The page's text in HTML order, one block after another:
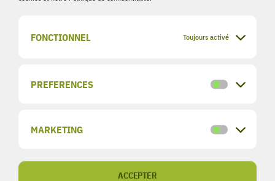
FONCTIONNEL Toujours activé
PREFERENCES
MARKETING
ACCEPTER
actualités